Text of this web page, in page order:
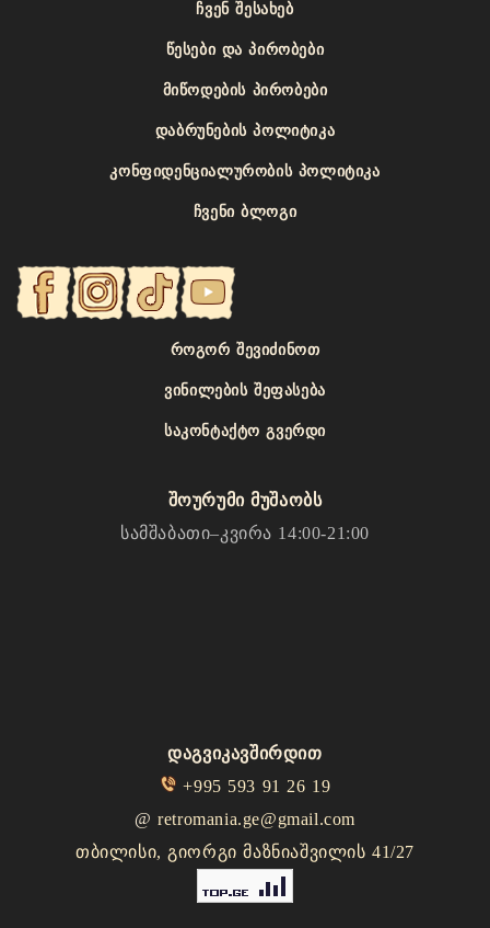
ᲩᲕᲔᲜ ᲨᲔᲡᲐᲮᲔᲑ
ᲬᲔᲡᲔᲑᲘ ᲓᲐ ᲞᲘᲠᲝᲑᲔᲑᲘ
ᲛᲘᲬᲝᲓᲔᲑᲘᲡ ᲞᲘᲠᲝᲑᲔᲑᲘ
ᲓᲐᲑᲠᲣᲜᲔᲑᲘᲡ ᲞᲝᲚᲘᲢᲘᲙᲐ
ᲙᲝᲜᲤᲘᲓᲔᲜᲪᲘᲐᲚᲣᲠᲝᲑᲘᲡ ᲞᲝᲚᲘᲢᲘᲙᲐ
ᲩᲕᲔᲜᲘ ᲑᲚᲝᲒᲘ
ᲠᲝᲒᲝᲠ ᲨᲔᲕᲘᲫᲘᲜᲝᲗ
ᲕᲘᲜᲘᲚᲔᲑᲘᲡ ᲨᲔᲤᲐᲡᲔᲑᲐ
ᲡᲐᲙᲝᲜᲢᲐᲥᲢᲝ ᲒᲕᲔᲠᲓᲘ
შოურუმი მუშაობს
სამშაბათი–კვირა 14:00-21:00
დაგვიკავშირდით
+995 593 91 26 19
@retromania.ge@gmail.com
თბილისი, გიორგი მაზნიაშვილის 41/27